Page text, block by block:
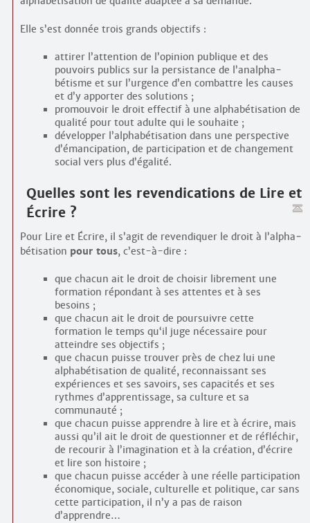
Elle s’est donnée trois grands objectifs :
attirer l’attention de l’opinion publique et des
pouvoirs publics sur la persistance de l’analpha­
bétisme et sur l’urgence d’en combattre les causes
et d’y apporter des solutions ;
promouvoir le droit effectif à une alpha­bétisation de
qualité pour tout adulte qui le souhaite ;
développer l’alpha­bétisation dans une perspective
d’émancipation, de participation et de changement
social vers plus d’égalité.
Quelles sont les revendications de Lire et
Écrire ?
Pour Lire et Écrire, il s’agit de revendiquer le droit à l’alpha­
bétisation pour tous, c’est-à-dire :
que chacun ait le droit de choisir librement une
formation répondant à ses attentes et à ses
besoins ;
que chacun ait le droit de poursuivre cette
formation le temps qu‘il juge nécessaire pour
atteindre ses objectifs ;
que chacun puisse trouver près de chez lui une
alpha­bétisation de qualité, reconnaissant ses
expériences et ses savoirs, ses capacités et ses
rythmes d’apprentissage, sa culture et sa
communauté ;
que chacun puisse apprendre à lire et à écrire, mais
aussi qu’il ait le droit de questionner et de réfléchir,
de recourir à l’imagination et à la création, d’écrire
et lire son histoire ;
que chacun puisse accéder à une réelle participation
économique, sociale, culturelle et politique, car sans
cette participation, il n’y a pas de raison
d’apprendre…